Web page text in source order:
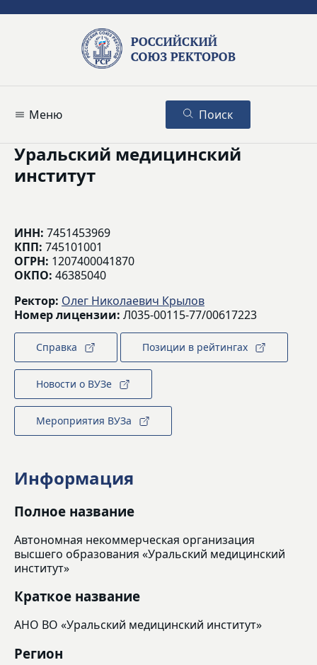
Меню Поиск
Уральский медицинский
институт
ИНН: 7451453969
КПП: 745101001
ОГРН: 1207400041870
ОКПО: 46385040
Ректор: Олег Николаевич Крылов
Номер лицензии: Л035-00115-77/00617223
Справка Позиции в рейтингах
Новости о ВУЗе
Мероприятия ВУЗа
Информация
Полное название
Автономная некоммерческая организация
высшего образования «Уральский медицинский
институт»
Краткое название
АНО ВО «Уральский медицинский институт»
Регион